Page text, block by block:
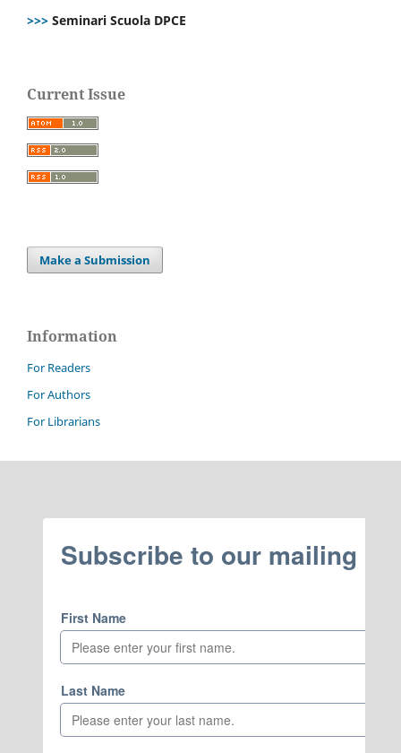
>>> Seminari Scuola DPCE
Current Issue
Make a Submission
Information
For Readers
For Authors
For Librarians